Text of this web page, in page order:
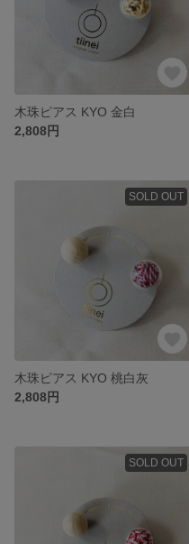
木珠ピアス KYO 金白
2,808円
SOLD OUT
木珠ピアス KYO 桃白灰
2,808円
SOLD OUT